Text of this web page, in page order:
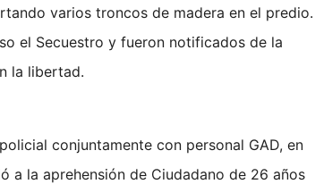
varios troncos de madera en el predio.
el Secuestro y fueron notificados de la
la libertad.
conjuntamente con personal GAD, en
a la aprehensión de Ciudadano de 26 años